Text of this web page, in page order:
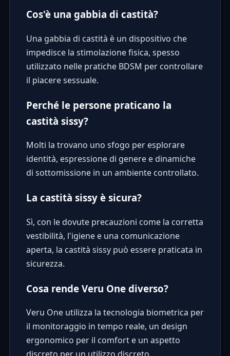
Cos'è una gabbia di castità?
Una gabbia di castità è un dispositivo che
impedisce la stimolazione fisica, spesso
utilizzato nelle pratiche BDSM per controllare
il piacere sessuale.
Perché le persone praticano la
castità sissy?
Molti la trovano uno sfogo per esplorare
identità, espressione di genere e dinamiche
di sottomissione in un ambiente controllato.
La castità sissy è sicura?
Sì, con le dovute precauzioni come la corretta
vestibilità, l'igiene e una comunicazione
aperta, la castità sissy può essere praticata in
sicurezza.
Cosa rende Veru One diverso?
Veru One utilizza la tecnologia biometrica per
il monitoraggio in tempo reale, un design
ergonomico per il comfort e un aspetto